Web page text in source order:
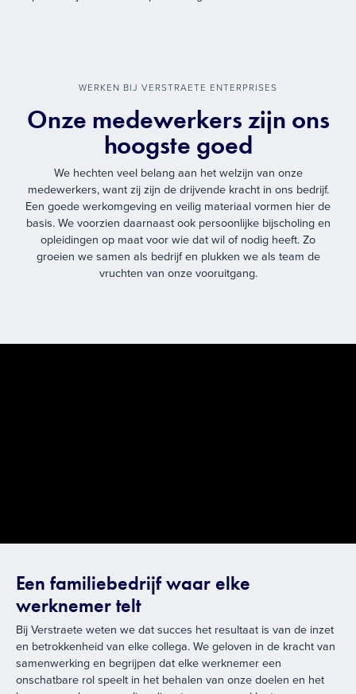
WERKEN BIJ VERSTRAETE ENTERPRISES
Onze medewerkers zijn ons
hoogste goed
We hechten veel belang aan het welzijn van onze
medewerkers, want zij zijn de drijvende kracht in ons bedrijf.
Een goede werkomgeving en veilig materiaal vormen hier de
basis. We voorzien daarnaast ook persoonlijke bijscholing en
opleidingen op maat voor wie dat wil of nodig heeft. Zo
groeien we samen als bedrijf en plukken we als team de
vruchten van onze vooruitgang.
Een familiebedrijf waar elke
werknemer telt
Bij Verstraete weten we dat succes het resultaat is van de inzet
en betrokkenheid van elke collega. We geloven in de kracht van
samenwerking en begrijpen dat elke werknemer een
onschatbare rol speelt in het behalen van onze doelen en het